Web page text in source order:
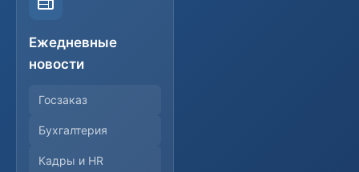
Ежедневные
новости
Госзаказ
Бухгалтерия
Кадры и HR